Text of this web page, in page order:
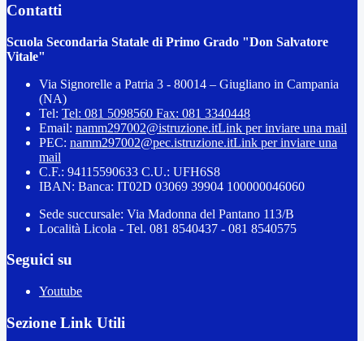
Contatti
Scuola Secondaria Statale di Primo Grado "Don Salvatore
Vitale"
Via Signorelle a Patria 3 - 80014 – Giugliano in Campania
(NA)
Tel: Tel: 081 5098560 Fax: 081 3340448
Email: namm297002@istruzione.itLink per inviare una mail
PEC: namm297002@pec.istruzione.itLink per inviare una
mail
C.F.: 94115590633 C.U.: UFH6S8
IBAN: Banca: IT02D 03069 39904 100000046060
Sede succursale: Via Madonna del Pantano 113/B
Località Licola - Tel. 081 8540437 - 081 8540575
Seguici su
Youtube
Sezione Link Utili